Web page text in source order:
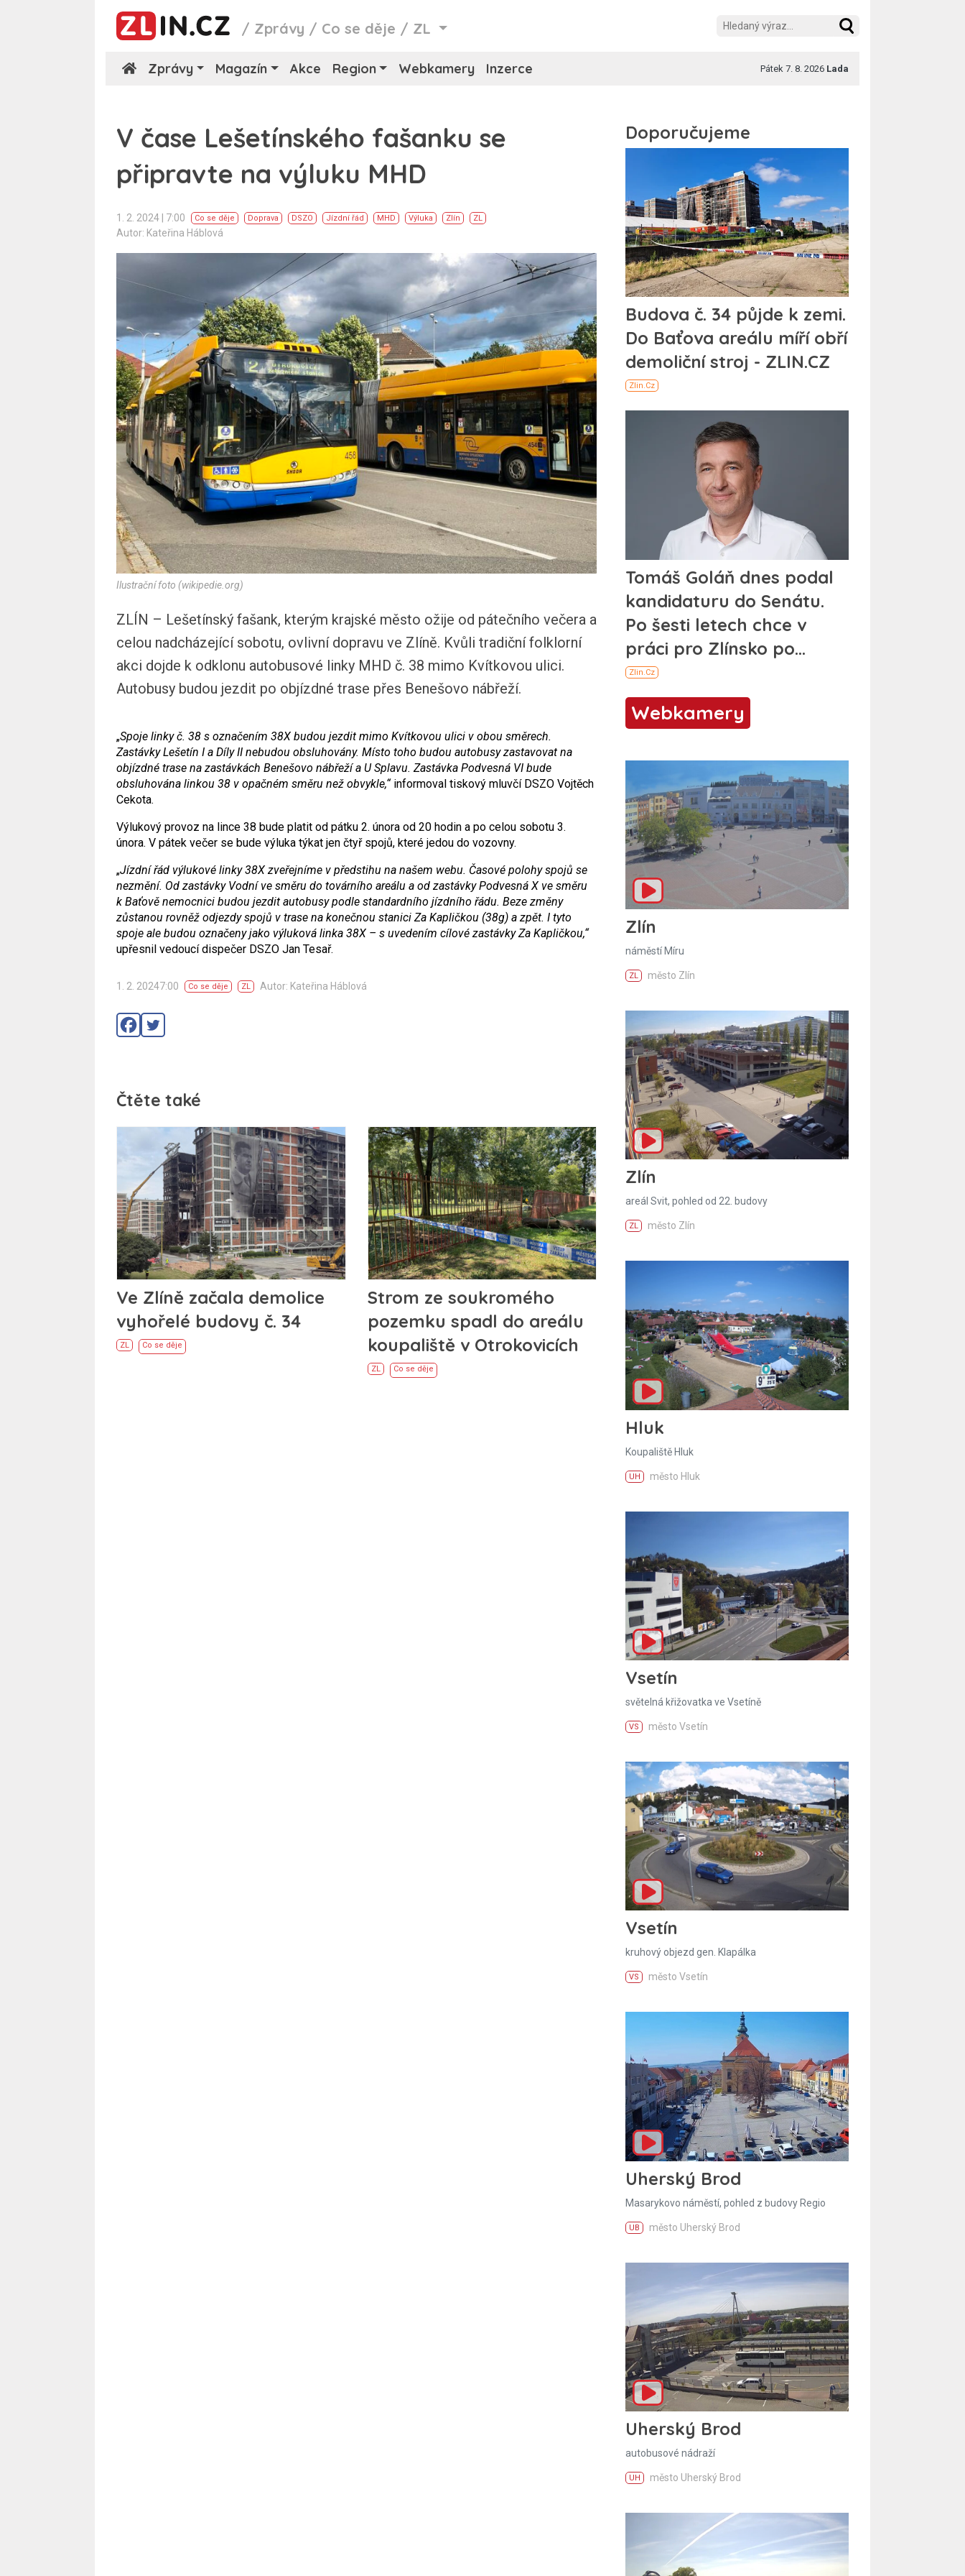
/ Zprávy / Co se děje / ZL
Zprávy Magazín Akce Region Webkamery Inzerce Pátek 7. 8. 2026 Lada
V čase Lešetínského fašanku se
připravte na výluku MHD
1. 2. 2024 | 7:00 Co se děje Doprava DSZO Jízdní řád MHD Výluka Zlín ZL
Autor: Kateřina Háblová
Ilustrační foto (wikipedie.org)
ZLÍN – Lešetínský fašank, kterým krajské město ožije od pátečního večera a
celou nadcházející sobotu, ovlivní dopravu ve Zlíně. Kvůli tradiční folklorní
akci dojde k odklonu autobusové linky MHD č. 38 mimo Kvítkovou ulici.
Autobusy budou jezdit po objízdné trase přes Benešovo nábřeží.
„Spoje linky č. 38 s označením 38X budou jezdit mimo Kvítkovou ulici v obou směrech.
Zastávky Lešetín I a Díly II nebudou obsluhovány. Místo toho budou autobusy zastavovat na
objízdné trase na zastávkách Benešovo nábřeží a U Splavu. Zastávka Podvesná VI bude
obsluhována linkou 38 v opačném směru než obvykle,“informoval tiskový mluvčí DSZO Vojtěch
Cekota.
Výlukový provoz na lince 38 bude platit od pátku 2. února od 20 hodin a po celou sobotu 3.
února. V pátek večer se bude výluka týkat jen čtyř spojů, které jedou do vozovny.
„Jízdní řád výlukové linky 38X zveřejníme v předstihu na našem webu. Časové polohy spojů se
nezmění. Od zastávky Vodní ve směru do továrního areálu a od zastávky Podvesná X ve směru
k Baťově nemocnici budou jezdit autobusy podle standardního jízdního řádu. Beze změny
zůstanou rovněž odjezdy spojů v trase na konečnou stanici Za Kapličkou (38g) a zpět. I tyto
spoje ale budou označeny jako výluková linka 38X – s uvedením cílové zastávky Za Kapličkou,“
upřesnil vedoucí dispečer DSZO Jan Tesař.
1. 2. 20247:00 Co se děje ZL Autor: Kateřina Háblová
Čtěte také
Ve Zlíně začala demolice
vyhořelé budovy č. 34
ZL Co se děje
Strom ze soukromého
pozemku spadl do areálu
koupaliště v Otrokovicích
ZL Co se děje
Webkamery
Zlín
náměstí Míru
ZL město Zlín
Zlín
areál Svit, pohled od 22. budovy
ZL město Zlín
Hluk
Koupaliště Hluk
UH město Hluk
Vsetín
světelná křižovatka ve Vsetíně
VS město Vsetín
Vsetín
kruhový objezd gen. Klapálka
VS město Vsetín
Uherský Brod
Masarykovo náměstí, pohled z budovy Regio
UB město Uherský Brod
Uherský Brod
autobusové nádraží
UH město Uherský Brod